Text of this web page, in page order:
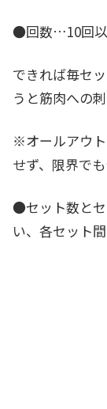
●回数…10回
できれば毎セ
うと筋肉への
※オールアウ
せず、限界で
●セット数と
い、各セット